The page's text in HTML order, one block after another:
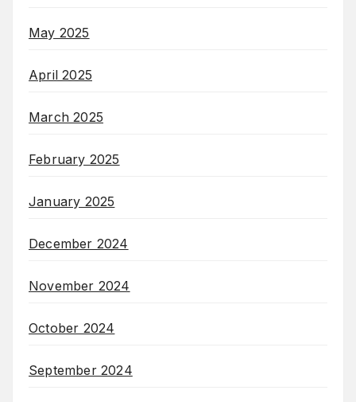
May 2025
April 2025
March 2025
February 2025
January 2025
December 2024
November 2024
October 2024
September 2024